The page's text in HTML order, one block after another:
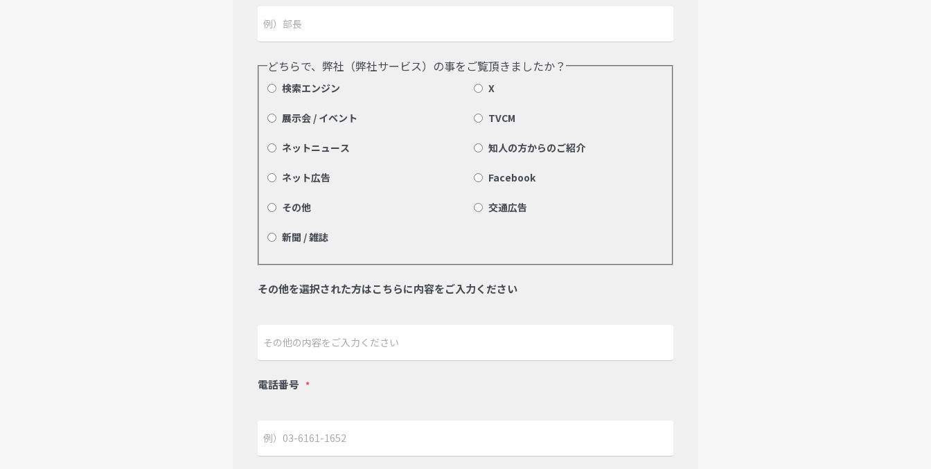
どちらで、弊社（弊社サービス）の事をご覧頂きましたか？
検索エンジン X
展示会 / イベント TVCM
ネットニュース 知人の方からのご紹介
ネット広告 Facebook
その他 交通広告
新聞 / 雑誌
その他を選択された方はこちらに内容をご入力ください
電話番号 *